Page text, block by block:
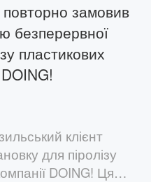
повторно замовив
безперервної
пластикових
DOING!
клієнт
для піролізу
DOING! Ця